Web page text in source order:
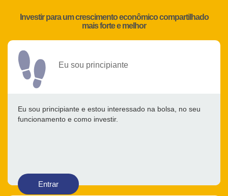
Investir para um crescimento econômico compartilhado
mais forte e melhor
Eu sou principiante
Eu sou principiante e estou interessado na bolsa, no seu
funcionamento e como investir.
Entrar